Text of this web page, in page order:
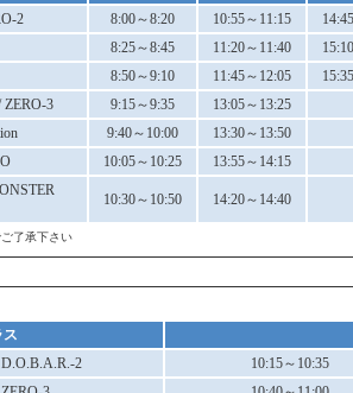
2 8:00～8:20 10:55～11:15
8:25～8:45 11:20～11:40
8:50～9:10 11:45～12:05
ZERO-3 9:15～9:35
13:05～13:25
9:40～10:00
13:30～13:50
10:05～10:25 13:55～14:15
10:30～10:50 14:20～14:40
了承下さい
ス
2
10:15～10:35